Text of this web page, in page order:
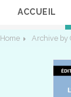
ACCUEIL
Home Archive by